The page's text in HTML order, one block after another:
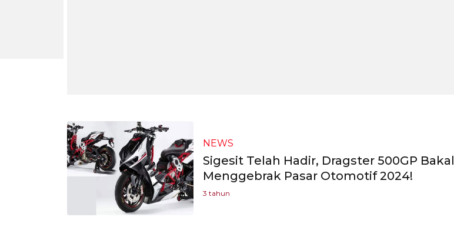
NEWS
Sigesit Telah Hadir, Dragster 500GP Bakal
Menggebrak Pasar Otomotif 2024!
3 tahun